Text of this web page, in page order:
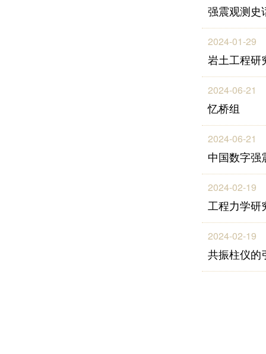
强震观测史
2024-01-29
岩土工程研
2024-06-21
忆桥组
2024-06-21
中国数字强
2024-02-19
工程力学研
2024-02-19
共振柱仪的